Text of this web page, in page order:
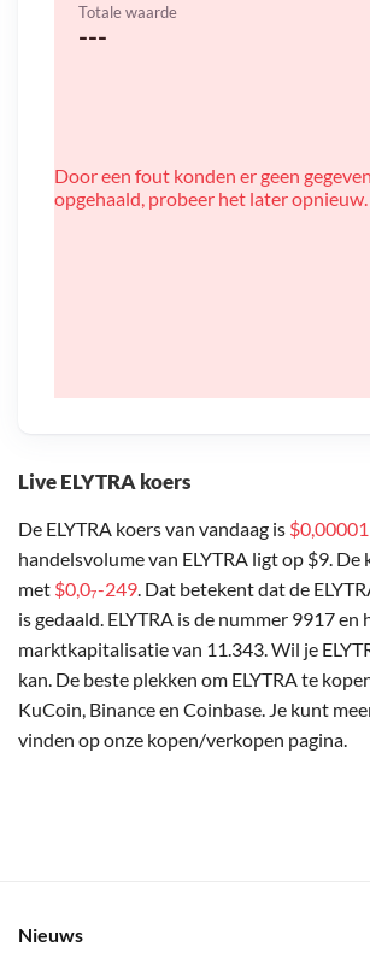
Live ELYTRA koers
De ELYTRA koers van vandaag is
handelsvolume van ELYTRA ligt op $9. De
met $0,0₇-249. Dat betekent dat de
is gedaald. ELYTRA is de nummer 9917 en
marktkapitalisatie van 11.343. Wil je
kan. De beste plekken om ELYTRA te
KuCoin, Binance en Coinbase. Je kunt
vinden op onze kopen/verkopen pagina.
Totale waarde
---
Door een fout konden er geen
opgehaald, probeer het later opnieuw.
Nieuws